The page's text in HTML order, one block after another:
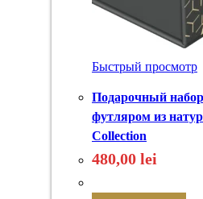
Быстрый просмотр
Подарочный
футляром из
Collection
480,00 lei